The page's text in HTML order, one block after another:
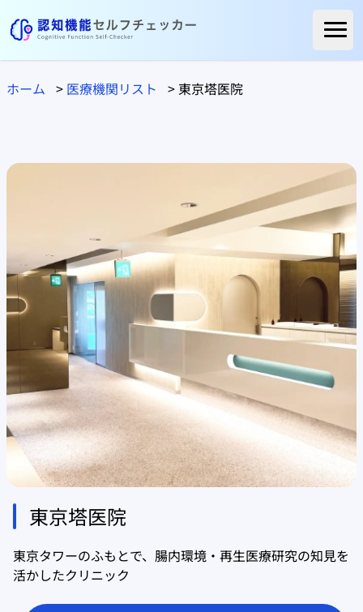
ホーム
ご利用者様の声
医療機関リスト
ホーム > 医療機関リスト > 東京塔医院
東京塔医院
東京タワーのふもとで、腸内環境・再生医療研究の知見を
活かしたクリニック